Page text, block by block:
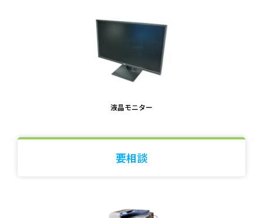
液晶モニター
要相談